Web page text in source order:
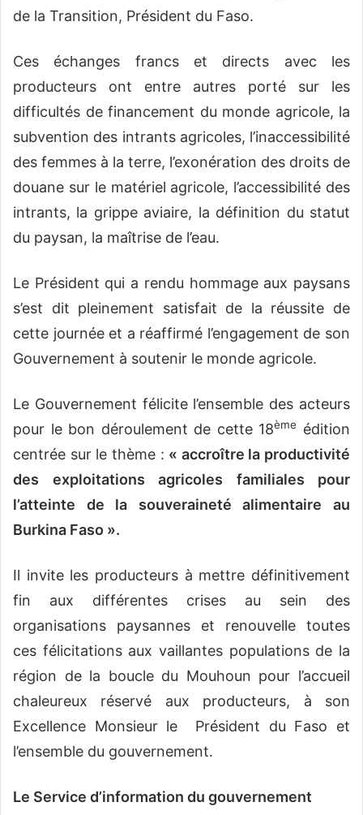
de la Transition, Président du Faso.
Ces échanges francs et directs avec les
producteurs ont entre autres porté sur les
difficultés de financement du monde agricole, la
subvention des intrants agricoles, l’inaccessibilité
des femmes à la terre, l’exonération des droits de
douane sur le matériel agricole, l’accessibilité des
intrants, la grippe aviaire, la définition du statut
du paysan, la maîtrise de l’eau.
Le Président qui a rendu hommage aux paysans
s’est dit pleinement satisfait de la réussite de
cette journée et a réaffirmé l’engagement de son
Gouvernement à soutenir le monde agricole.
Le Gouvernement félicite l’ensemble des acteurs
pour le bon déroulement de cette 18ème
édition
centrée sur le thème : « accroître la productivité
des exploitations agricoles familiales pour
l’atteinte de la souveraineté alimentaire au
Burkina Faso ».
Il invite les producteurs à mettre définitivement
fin aux différentes crises au sein des
organisations paysannes et renouvelle toutes
ces félicitations aux vaillantes populations de la
région de la boucle du Mouhoun pour l’accueil
chaleureux réservé aux producteurs, à son
Excellence Monsieur le Président du Faso et
l’ensemble du gouvernement.
Le Service d’information du gouvernement